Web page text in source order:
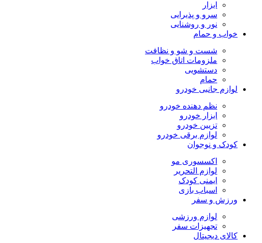
ابزار
سرو و پذیرایی
نور و روشنایی
خواب و حمام
شست و شو و نظافت
ملزومات اتاق خواب
دستشویی
حمام
لوازم جانبی خودرو
نظم دهنده خودرو
ابزار خودرو
تزیین خودرو
لوازم برقی خودرو
کودک و نوجوان
اکسسوری مو
لوازم التحریر
ایمنی کودک
اسباب بازی
ورزش و سفر
لوازم ورزشی
تجهیزات سفر
کالای دیجیتال